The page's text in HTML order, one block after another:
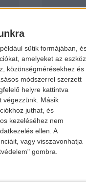
sütik formájában,
amelyeket az eszköz
közönségmérésekhez és
módszerrel szerzett
helyre kattintva
végezzünk. Másik
juthat, és
kezeléséhez nem
ellen. A
vagy visszavonhatja
gombra.
A